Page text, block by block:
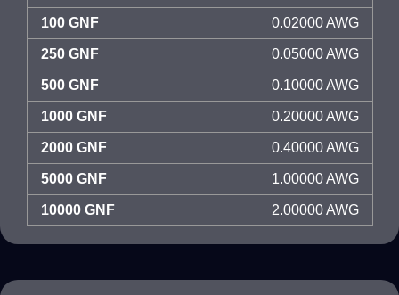
100 GNF 0.02000 AWG
250 GNF 0.05000 AWG
500 GNF 0.10000 AWG
1000 GNF 0.20000 AWG
2000 GNF 0.40000 AWG
5000 GNF 1.00000 AWG
10000 GNF 2.00000 AWG